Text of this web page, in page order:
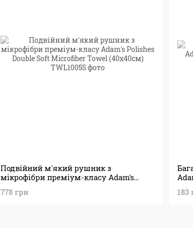
Подвійний м'який рушник з
мікрофібри преміум-класу Adam's
(40х40см)
778 грн
183